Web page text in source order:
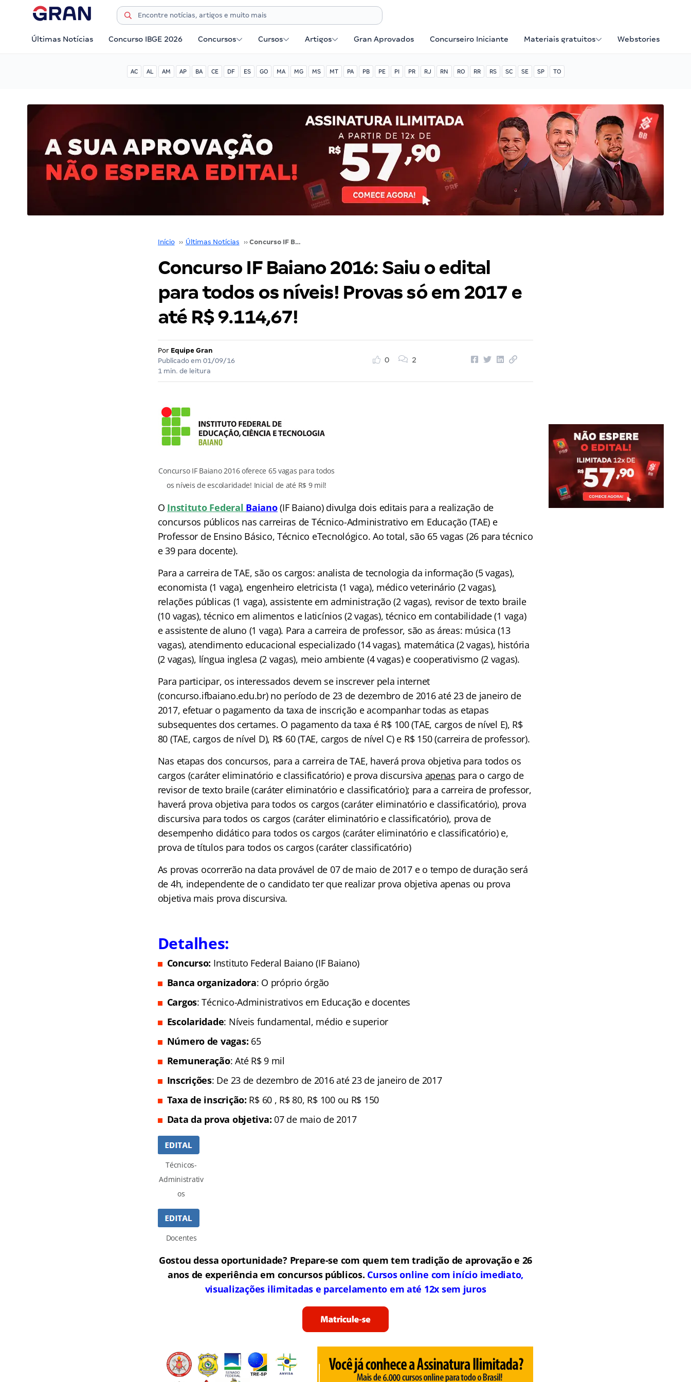
Últimas Notícias Concurso IBGE 2026 Concursos Cursos Artigos Gran Aprovados Concurseiro Iniciante Materiais gratuitos Webstories
AC AL AM AP BA CE DF ES GO MA MG MS MT PA PB PE PI PR RJ RN RO RR RS SC SE SP TO
Início ›› Últimas Notícias ›› Concurso IF Baiano 2016: Saiu o edital para todos os níveis! Provas só em 2017 e até R$ 9.114,67!
Concurso IF Baiano 2016: Saiu o edital
para todos os níveis! Provas só em 2017 e
até R$ 9.114,67!
Por Equipe Gran
Publicado em 01/09/16
1 min. de leitura
0 2
Concurso IF Baiano 2016 oferece 65 vagas para todos
os níveis de escolaridade! Inicial de até R$ 9 mil!
O Instituto Federal Baiano(IF Baiano) divulga dois editais para a realização de
concursos públicos nas carreiras de Técnico-Administrativo em Educação (TAE) e
Professor de Ensino Básico, Técnico eTecnológico. Ao total, são 65 vagas (26 para técnico
e 39 para docente).
Para a carreira de TAE, são os cargos: analista de tecnologia da informação (5 vagas),
economista (1 vaga), engenheiro eletricista (1 vaga), médico veterinário (2 vagas),
relações públicas (1 vaga), assistente em administração (2 vagas), revisor de texto braile
(10 vagas), técnico em alimentos e laticínios (2 vagas), técnico em contabilidade (1 vaga)
e assistente de aluno (1 vaga). Para a carreira de professor, são as áreas: música (13
vagas), atendimento educacional especializado (14 vagas), matemática (2 vagas), história
(2 vagas), língua inglesa (2 vagas), meio ambiente (4 vagas) e cooperativismo (2 vagas).
Para participar, os interessados devem se inscrever pela internet
(concurso.ifbaiano.edu.br) no período de 23 de dezembro de 2016 até 23 de janeiro de
2017, efetuar o pagamento da taxa de inscrição e acompanhar todas as etapas
subsequentes dos certames. O pagamento da taxa é R$ 100 (TAE, cargos de nível E), R$
80 (TAE, cargos de nível D), R$ 60 (TAE, cargos de nível C) e R$ 150 (carreira de professor).
Nas etapas dos concursos, para a carreira de TAE, haverá prova objetiva para todos os
cargos (caráter eliminatório e classificatório) e prova discursiva apenas para o cargo de
revisor de texto braile (caráter eliminatório e classificatório); para a carreira de professor,
haverá prova objetiva para todos os cargos (caráter eliminatório e classificatório), prova
discursiva para todos os cargos (caráter eliminatório e classificatório), prova de
desempenho didático para todos os cargos (caráter eliminatório e classificatório) e,
prova de títulos para todos os cargos (caráter classificatório)
As provas ocorrerão na data provável de 07 de maio de 2017 e o tempo de duração será
de 4h, independente de o candidato ter que realizar prova objetiva apenas ou prova
objetiva mais prova discursiva.
Detalhes:
Concurso: Instituto Federal Baiano (IF Baiano)
Banca organizadora: O próprio órgão
Cargos: Técnico-Administrativos em Educação e docentes
Escolaridade: Níveis fundamental, médio e superior
Número de vagas: 65
Remuneração: Até R$ 9 mil
Inscrições: De 23 de dezembro de 2016 até 23 de janeiro de 2017
Taxa de inscrição: R$ 60 , R$ 80, R$ 100 ou R$ 150
Data da prova objetiva: 07 de maio de 2017
Técnicos-
Administrativ
os
Docentes
Gostou dessa oportunidade? Prepare-se com quem tem tradição de aprovação e 26
anos de experiência em concursos públicos. Cursos online com início imediato,
visualizações ilimitadas e parcelamento em até 12x sem juros